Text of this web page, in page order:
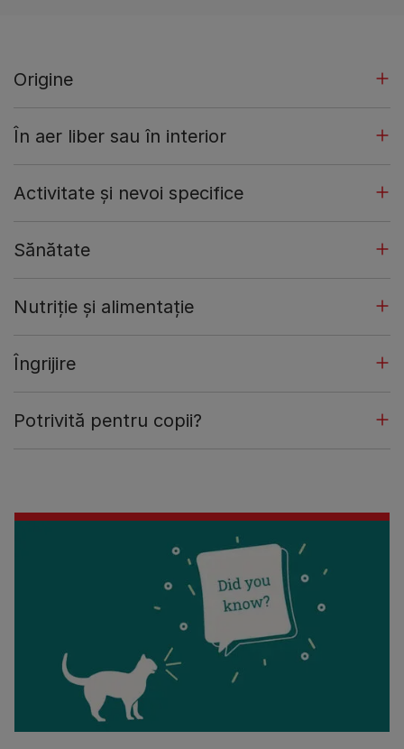
Origine
În aer liber sau în interior
Activitate și nevoi specifice
Sănătate
Nutriție și alimentație
Îngrijire
Potrivită pentru copii?